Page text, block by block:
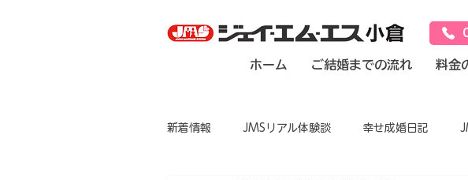
ホーム ご結婚までの流れ 料金
新着情報 JMSリアル体験談 幸せ成婚日記